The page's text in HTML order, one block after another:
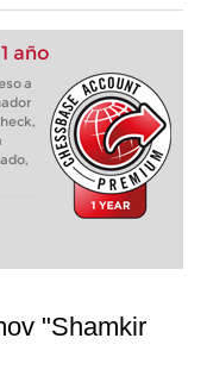
año
a
"Shamkir